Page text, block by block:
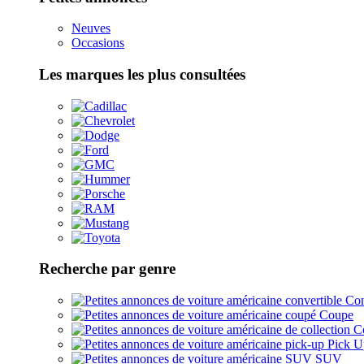
Neuves
Occasions
Les marques les plus consultées
Recherche par genre
Coupe
Pick
SUV